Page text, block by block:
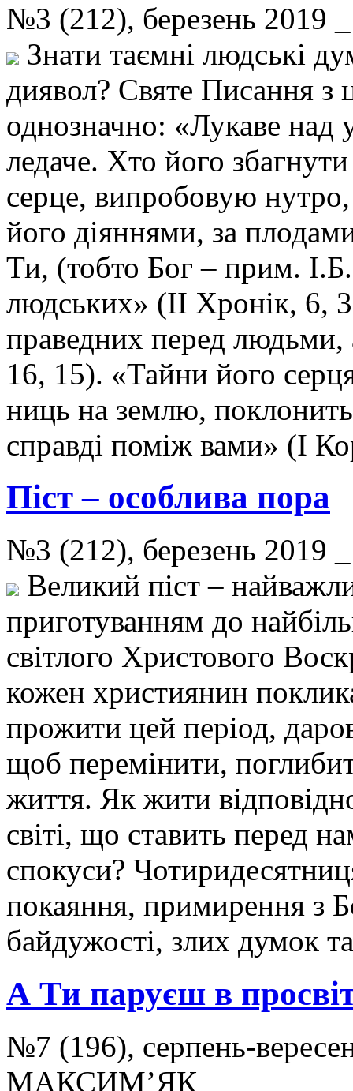
№3 (212), березень 2019
Знати таємні людські
диявол? Святе Писання з
однозначно: «Лукаве над
ледаче. Хто його
серце, випробовую
його діяннями, за
Ти, (тобто Бог – прим.
людських» (ІІ Хронік, 6,
праведних перед людьми,
16, 15). «Тайни його
ниць на землю,
справді поміж вами» (І
Піст – особлива пора
№3 (212), березень 2019
Великий піст –
приготуванням до
світлого Христового
кожен християнин
прожити цей період,
щоб перемінити,
життя. Як жити
світі, що ставить перед
спокуси?
покаяння, примирення з
байдужості, злих думок
А Ти паруєш в
№7 (196), серпень-
МАКСИМ’ЯК